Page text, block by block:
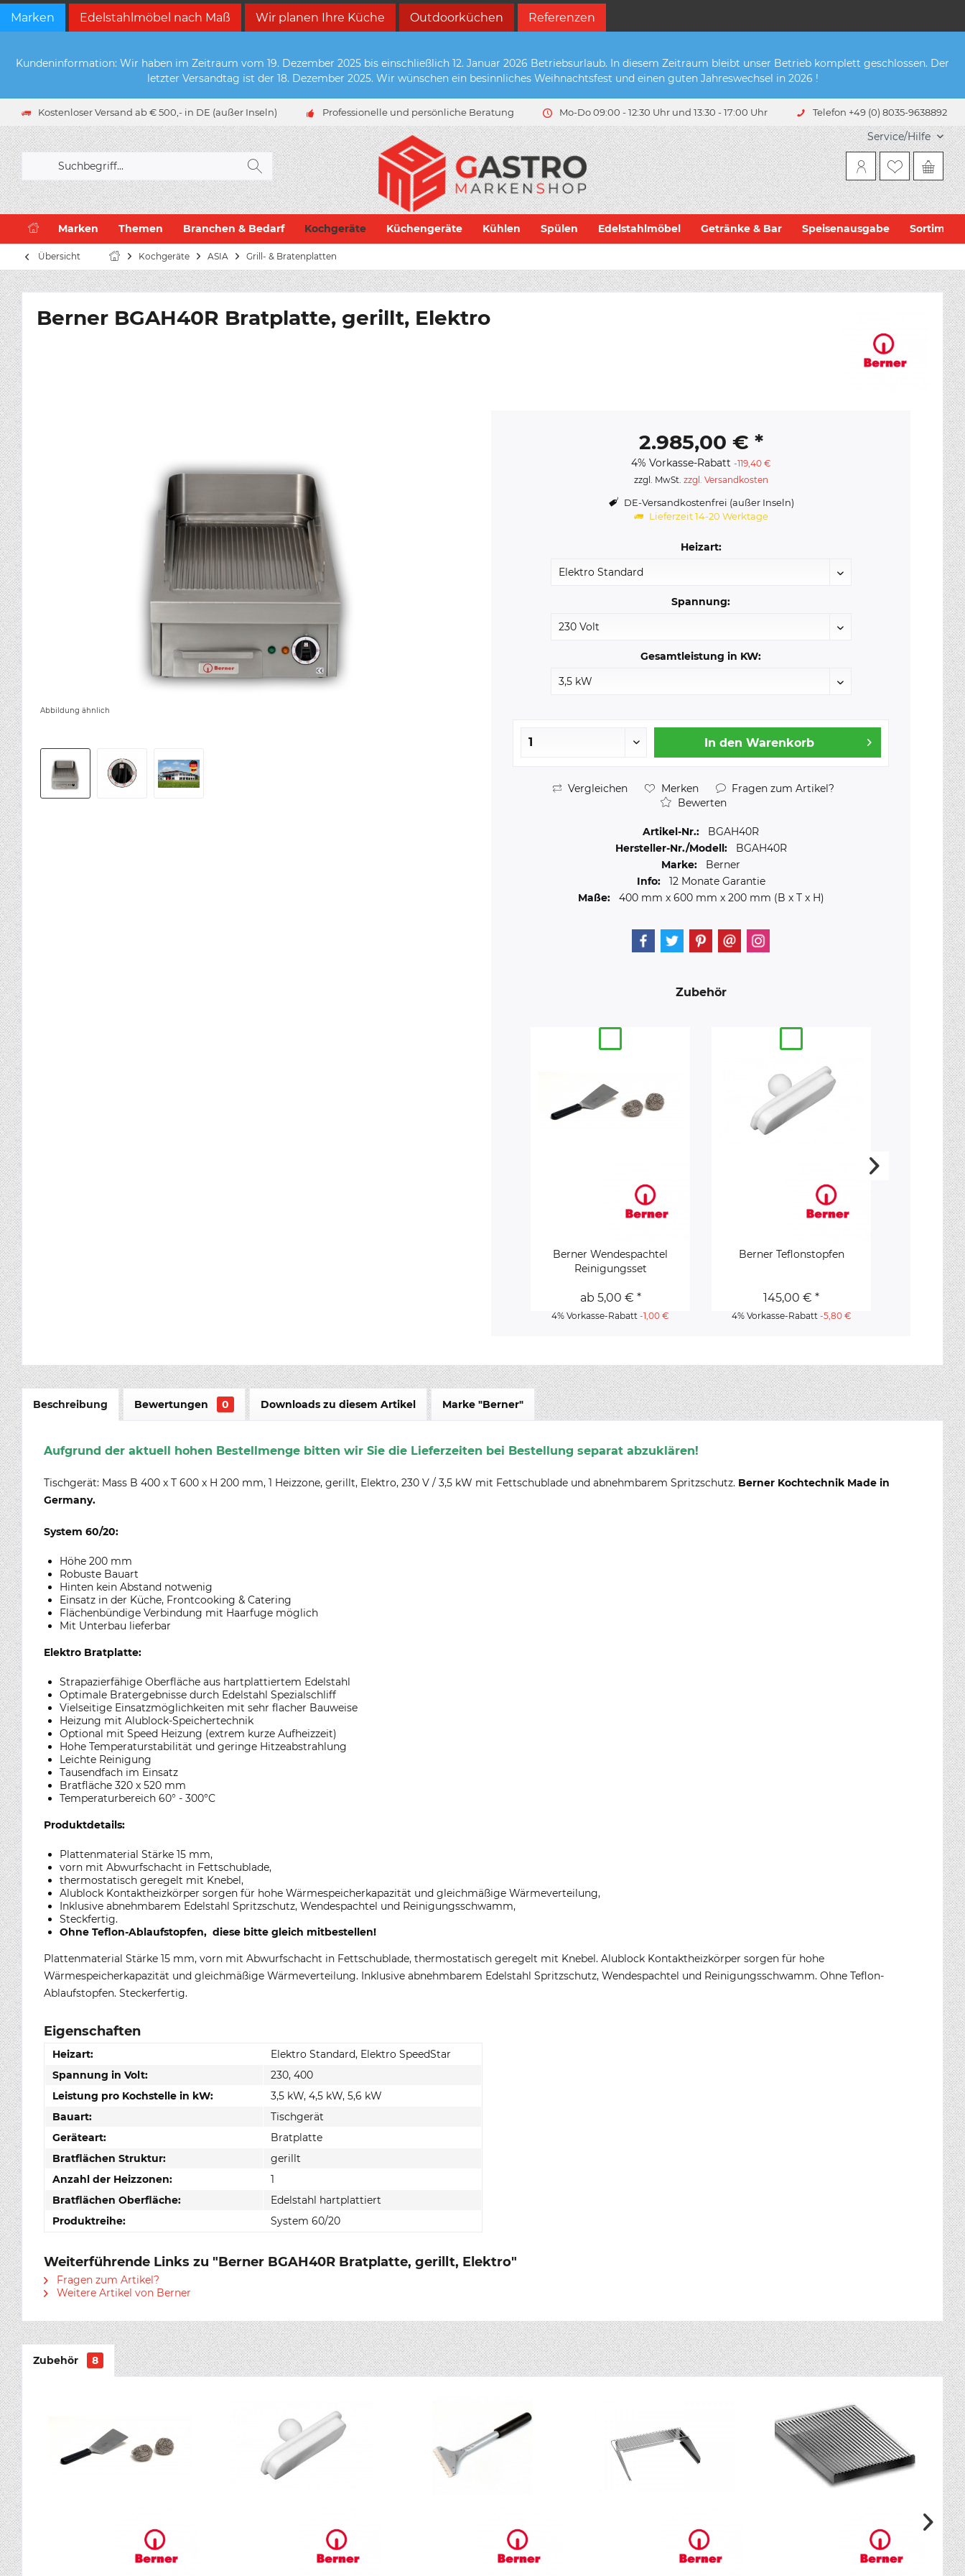
Marken Edelstahlmöbel nach Maß Wir planen Ihre Küche Outdoorküchen Referenzen
Kundeninformation: Wir haben im Zeitraum vom 19. Dezember 2025 bis einschließlich 12. Januar 2026 Betriebsurlaub. In diesem Zeitraum bleibt unser Betrieb komplett geschlossen. Der
letzter Versandtag ist der 18. Dezember 2025. Wir wünschen ein besinnliches Weihnachtsfest und einen guten Jahreswechsel in 2026 !
Kostenloser Versand ab € 500,- in DE (außer Inseln) Professionelle und persönliche Beratung Mo-Do 09:00 - 12:30 Uhr und 13:30 - 17:00 Uhr Telefon +49 (0) 8035-9638892
Service/Hilfe
Marken Themen Branchen & Bedarf Kochgeräte Küchengeräte Kühlen Spülen Edelstahlmöbel Getränke & Bar Speisenausgabe
Übersicht Kochgeräte ASIA Grill- & Bratenplatten
Berner BGAH40R Bratplatte, gerillt, Elektro
Abbildung ähnlich
2.985,00 € *
4% Vorkasse-Rabatt -119,40 €
zzgl. MwSt. zzgl. Versandkosten
DE-Versandkostenfrei (außer Inseln)
Lieferzeit 14-20 Werktage
Heizart:
Spannung:
Gesamtleistung in KW:
In den Warenkorb
Vergleichen Merken
Fragen zum Artikel?
Bewerten
Artikel-Nr.:
BGAH40R
Hersteller-Nr./Modell:
BGAH40R
Marke:
Berner
Info:
12 Monate Garantie
Maße:
400 mm x 600 mm x 200 mm (B x T x H)
Zubehör
Berner Wendespachtel
Reinigungsset
ab 5,00 € *
4% Vorkasse-Rabatt-1,00 €
Berner Teflonstopfen
145,00 € *
4% Vorkasse-Rabatt -5,80 €
Berner
4%
Beschreibung Bewertungen 0 Downloads zu diesem Artikel Marke "Berner"
Aufgrund der aktuell hohen Bestellmenge bitten wir Sie die Lieferzeiten bei Bestellung separat abzuklären!
Tischgerät: Mass B 400 x T 600 x H 200 mm, 1 Heizzone, gerillt, Elektro, 230 V / 3,5 kW mit Fettschublade und abnehmbarem Spritzschutz. Berner Kochtechnik Made in
Germany.
System 60/20:
Höhe 200 mm
Robuste Bauart
Hinten kein Abstand notwenig
Einsatz in der Küche, Frontcooking & Catering
Flächenbündige Verbindung mit Haarfuge möglich
Mit Unterbau lieferbar
Elektro Bratplatte:
Strapazierfähige Oberfläche aus hartplattiertem Edelstahl
Optimale Bratergebnisse durch Edelstahl Spezialschliff
Vielseitige Einsatzmöglichkeiten mit sehr flacher Bauweise
Heizung mit Alublock-Speichertechnik
Optional mit Speed Heizung (extrem kurze Aufheizzeit)
Hohe Temperaturstabilität und geringe Hitzeabstrahlung
Leichte Reinigung
Tausendfach im Einsatz
Bratfläche 320 x 520 mm
Temperaturbereich 60° - 300°C
Produktdetails:
Plattenmaterial Stärke 15 mm,
vorn mit Abwurfschacht in Fettschublade,
thermostatisch geregelt mit Knebel,
Alublock Kontaktheizkörper sorgen für hohe Wärmespeicherkapazität und gleichmäßige Wärmeverteilung,
Inklusive abnehmbarem Edelstahl Spritzschutz, Wendespachtel und Reinigungsschwamm,
Steckfertig.
Ohne Teflon-Ablaufstopfen, diese bitte gleich mitbestellen!
Plattenmaterial Stärke 15 mm, vorn mit Abwurfschacht in Fettschublade, thermostatisch geregelt mit Knebel. Alublock Kontaktheizkörper sorgen für hohe
Wärmespeicherkapazität und gleichmäßige Wärmeverteilung. Inklusive abnehmbarem Edelstahl Spritzschutz, Wendespachtel und Reinigungsschwamm. Ohne Teflon-
Ablaufstopfen. Steckerfertig.
Eigenschaften
Heizart:
Elektro Standard, Elektro SpeedStar
Spannung in Volt:
230, 400
Leistung pro Kochstelle in kW:
3,5 kW, 4,5 kW, 5,6 kW
Bauart:
Tischgerät
Geräteart:
Bratplatte
Bratflächen Struktur:
gerillt
Anzahl der Heizzonen:
1
Bratflächen Oberfläche:
Edelstahl hartplattiert
Produktreihe:
System 60/20
Weiterführende Links zu "Berner BGAH40R Bratplatte, gerillt, Elektro"
Fragen zum Artikel?
Weitere Artikel von Berner
Zubehör 8